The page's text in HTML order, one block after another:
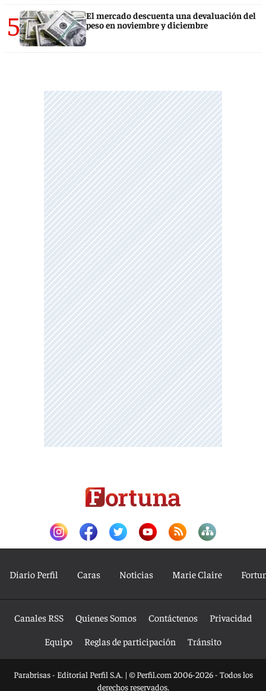
5
El mercado descuenta una devaluación del
peso en noviembre y diciembre
Diario Perfil Caras Noticias Marie Claire
Canales RSS Quienes Somos Contáctenos
Privacidad
Equipo
Reglas de participación Tránsito
Parabrisas - Editorial Perfil S.A. | © Perfil.com 2006-2026 - Todos los
derechos reservados.